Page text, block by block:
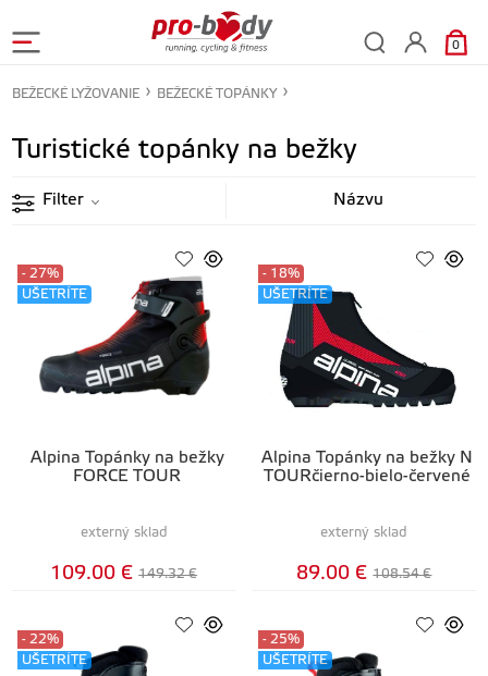
0
BEŽECKÉ LYŽOVANIE BEŽECKÉ TOPÁNKY
Turistické topánky na bežky
Filter
Alpina Topánky na bežky
FORCE TOUR
- 27%
UŠETRÍTE
externý sklad
109.00 € 149.32 €
Alpina Topánky na bežky N
TOURčierno-bielo-červené
- 18%
UŠETRÍTE
externý sklad
89.00 € 108.54 €
- 22%
UŠETRÍTE
- 25%
UŠETRÍTE